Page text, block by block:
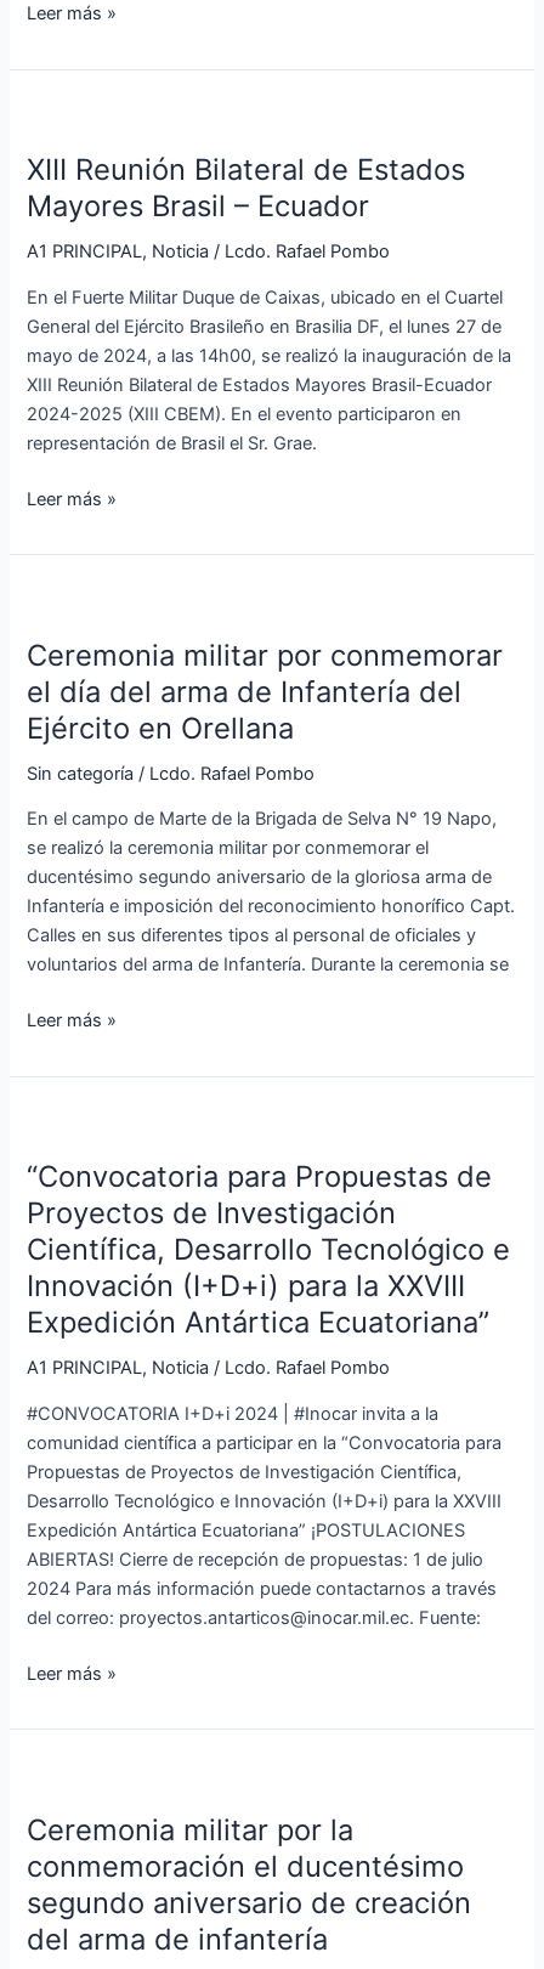
Leer más »
XIII Reunión Bilateral de Estados
Mayores Brasil – Ecuador
A1 PRINCIPAL, Noticia / Lcdo. Rafael Pombo
En el Fuerte Militar Duque de Caixas, ubicado en el Cuartel
General del Ejército Brasileño en Brasilia DF, el lunes 27 de
mayo de 2024, a las 14h00, se realizó la inauguración de la
XIII Reunión Bilateral de Estados Mayores Brasil-Ecuador
2024-2025 (XIII CBEM). En el evento participaron en
representación de Brasil el Sr. Grae.
Bilateral
de
Estados
Mayores
Leer más »
Ceremonia militar por conmemorar
el día del arma de Infantería del
Ejército en Orellana
Sin categoría / Lcdo. Rafael Pombo
En el campo de Marte de la Brigada de Selva N° 19 Napo,
se realizó la ceremonia militar por conmemorar el
ducentésimo segundo aniversario de la gloriosa arma de
Infantería e imposición del reconocimiento honorífico Capt.
Calles en sus diferentes tipos al personal de oficiales y
voluntarios del arma de Infantería. Durante la ceremonia se
por
conmemorar
el
día
del
de
Infantería
del
Ejército
en
Orellana
Leer más »
“Convocatoria para Propuestas de
Proyectos de Investigación
Científica, Desarrollo Tecnológico e
Innovación (I+D+i) para la XXVIII
Expedición Antártica Ecuatoriana”
A1 PRINCIPAL, Noticia / Lcdo. Rafael Pombo
#CONVOCATORIA I+D+i 2024 | #Inocar invita a la
comunidad científica a participar en la “Convocatoria para
Propuestas de Proyectos de Investigación Científica,
Desarrollo Tecnológico e Innovación (I+D+i) para la XXVIII
Expedición Antártica Ecuatoriana” ¡POSTULACIONES
ABIERTAS! Cierre de recepción de propuestas: 1 de julio
2024 Para más información puede contactarnos a través
del correo: proyectos.antarticos@inocar.mil.ec. Fuente:
Propuestas
de
Proyectos
de
Investigación
Científica,
Tecnológico
e
Innovación
(I+D+i)
para
la
XXVIII
Expedición
Antártica
Leer más »
Ceremonia militar por la
conmemoración el ducentésimo
segundo aniversario de creación
del arma de infantería
por
la
conmemoración
el
ducentésimo